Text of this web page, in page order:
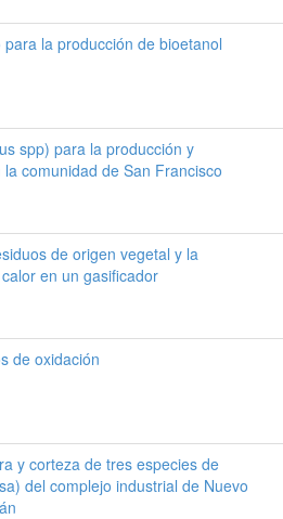
la producción de bioetanol
spp) para la producción y
comunidad de San Francisco
de origen vegetal y la
en un gasificador
de oxidación
y corteza de tres especies de
del complejo industrial de Nuevo